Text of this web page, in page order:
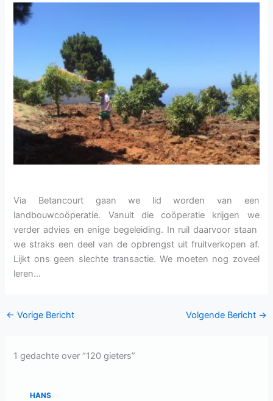
Via Betancourt gaan we lid worden van een
landbouwcoöperatie. Vanuit die coöperatie krijgen we
verder advies en enige begeleiding. In ruil daarvoor staan
we straks een deel van de opbrengst uit fruitverkopen af.
Lijkt ons geen slechte transactie. We moeten nog zoveel
leren…
← Vorige Bericht Volgende Bericht →
1 gedachte over “120 gieters”
HANS